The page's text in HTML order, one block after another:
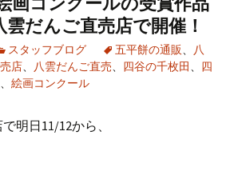
だんご直売店で開催！
スタッフブログ 五平餅の通販、 八
店、 八雲だんご直売、 四谷の千枚田、 四
、 絵画コンクール
明日11/12から、